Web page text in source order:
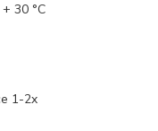
30 °C
1-2x